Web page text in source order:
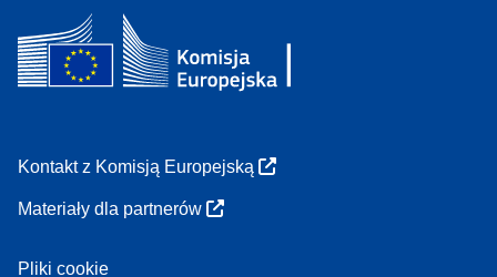
Kontakt z Komisją Europejską
Materiały dla partnerów
Pliki cookie